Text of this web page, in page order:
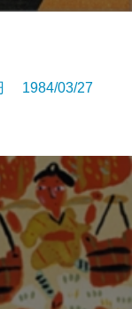
1984/03/27